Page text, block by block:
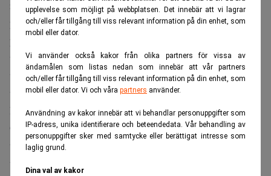
upplevelse som möjligt på webbplatsen. Det innebär att vi lagrar
och/eller får tillgång till viss relevant information på din enhet, som
mobil eller dator.
Vi använder också kakor från olika partners för vissa av
ändamålen som listas nedan som innebär att vår partners
och/eller får tillgång till viss relevant information på din enhet, som
mobil eller dator. Vi och våra partners använder.
Användning av kakor innebär att vi behandlar personuppgifter som
IP-adress, unika identifierare och beteendedata. Vår behandling av
personuppgifter sker med samtycke eller berättigat intresse som
laglig grund.
Dina val av kakor
regeringens ekonomiska engagemang i
petroleumsverksamheten (SDFI). Om nettokassaflödet från
petroleumsverksamheten överstiger det oljeanpassade
underskottet i statsbudgeten överförs delar av
valutaresultatet från SDØE till Statens pensionsfond
utländska (SPU).
Norges Bank säljer den återstående valutan på marknaden.
Om nettokassaflödet från petroleumsverksamheten inte är
tillräckligt stort för att täcka det oljeanpassade
underskottet i statsbudgeten, måste valuta överföras från